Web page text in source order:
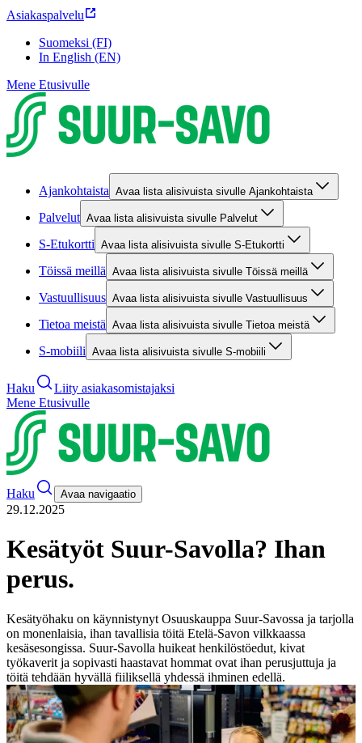
Asiakaspalvelu
Suomeksi (FI)
In English (EN)
Mene Etusivulle
Ajankohtaista Avaa lista alisivuista sivulle Ajankohtaista
Palvelut Avaa lista alisivuista sivulle Palvelut
S-Etukortti Avaa lista alisivuista sivulle S-Etukortti
Töissä meillä Avaa lista alisivuista sivulle Töissä meillä
Vastuullisuus Avaa lista alisivuista sivulle Vastuullisuus
Tietoa meistä Avaa lista alisivuista sivulle Tietoa meistä
S-mobiili Avaa lista alisivuista sivulle S-mobiili
Haku
Liity asiakasomistajaksi
Mene Etusivulle
Haku Avaa navigaatio
29.12.2025
Kesätyöt Suur-Savolla? Ihan
perus.
Kesätyöhaku on käynnistynyt Osuuskauppa Suur-Savossa ja tarjolla
on monenlaisia, ihan tavallisia töitä Etelä-Savon vilkkaassa
kesäsesongissa. Suur-Savolla huikeat henkilöstöedut, kivat
työkaverit ja sopivasti haastavat hommat ovat ihan perusjuttuja ja
töitä tehdään hyvällä fiiliksellä yhdessä ihminen edellä.